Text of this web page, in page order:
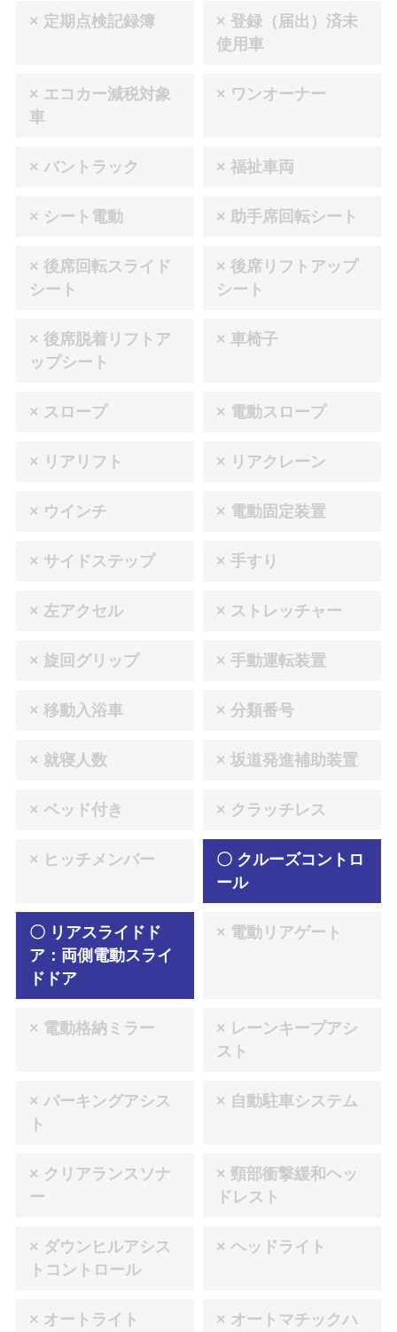
× 定期点検記録簿
× 登録（届出）済未
使用車
× エコカー減税対象
車
× ワンオーナー
× バントラック × 福祉車両
× シート電動 × 助手席回転シート
× 後席回転スライド
シート
× 後席リフトアップ
シート
× 後席脱着リフトア
ップシート
× 車椅子
× スロープ × 電動スロープ
× リアリフト × リアクレーン
× ウインチ × 電動固定装置
× サイドステップ × 手すり
× 左アクセル × ストレッチャー
× 旋回グリップ × 手動運転装置
× 移動入浴車 × 分類番号
× 就寝人数 × 坂道発進補助装置
× ベッド付き × クラッチレス
× ヒッチメンバー
〇 クルーズコントロ
ール
〇 リアスライドド
ア：両側電動スライ
ドドア
× 電動リアゲート
× 電動格納ミラー
× レーンキープアシ
スト
× パーキングアシス
ト
× 自動駐車システム
× クリアランスソナ
ー
× 頸部衝撃緩和ヘッ
ドレスト
× ダウンヒルアシス
トコントロール
× ヘッドライト
× オートライト
× オートマチックハ